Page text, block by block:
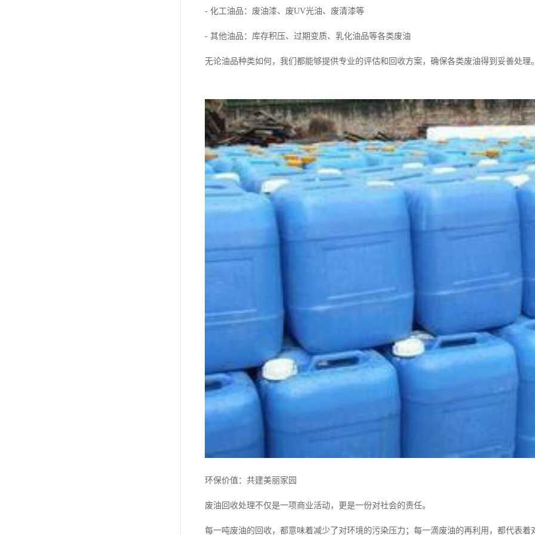
- 化工油品：废油漆、废UV光油、废清漆等
- 其他油品：库存积压、过期变质、乳化油品等各类废油
无论油品种类如何，我们都能够提供专业的评估和回收方案，确保各类废油得到妥善处理
环保价值：共建美丽家园
废油回收处理不仅是一项商业活动，更是一份对社会的责任。
每一吨废油的回收，都意味着减少了对环境的污染压力；每一滴废油的再利用，都代表着